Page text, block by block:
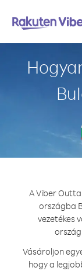
A Viber
országba
vezetékes
Vásároljon
hogy a